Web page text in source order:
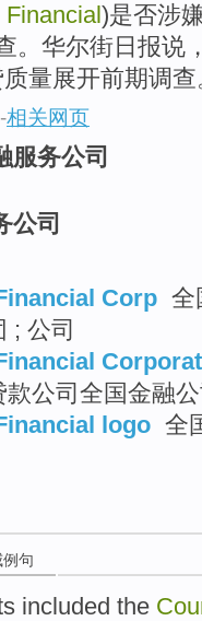
)是否涉
。华尔街日报说
量展开前期调查
-相关网页
服务公司
公司
Corp 全
; 公司
公司全国金融
logo 全
句
included the